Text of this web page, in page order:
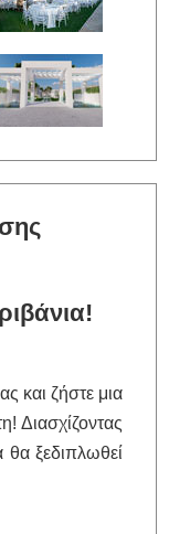
και ζήστε μια
Διασχίζοντας
θα ξεδιπλωθεί